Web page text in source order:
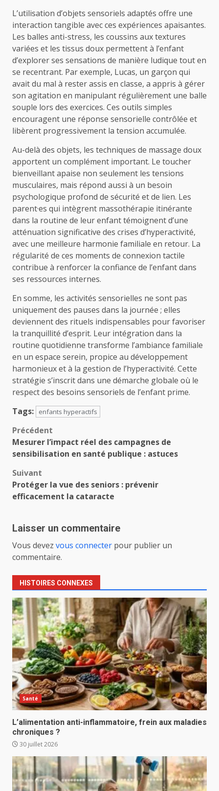
L’utilisation d’objets sensoriels adaptés offre une
interaction tangible avec ces expériences apaisantes.
Les balles anti-stress, les coussins aux textures
variées et les tissus doux permettent à l’enfant
d’explorer ses sensations de manière ludique tout en
se recentrant. Par exemple, Lucas, un garçon qui
avait du mal à rester assis en classe, a appris à gérer
son agitation en manipulant régulièrement une balle
souple lors des exercices. Ces outils simples
encouragent une réponse sensorielle contrôlée et
libèrent progressivement la tension accumulée.
Au-delà des objets, les techniques de massage doux
apportent un complément important. Le toucher
bienveillant apaise non seulement les tensions
musculaires, mais répond aussi à un besoin
psychologique profond de sécurité et de lien. Les
parent·es qui intègrent massothérapie itinérante
dans la routine de leur enfant témoignent d’une
atténuation significative des crises d’hyperactivité,
avec une meilleure harmonie familiale en retour. La
régularité de ces moments de connexion tactile
contribue à renforcer la confiance de l’enfant dans
ses ressources internes.
En somme, les activités sensorielles ne sont pas
uniquement des pauses dans la journée ; elles
deviennent des rituels indispensables pour favoriser
la tranquillité d’esprit. Leur intégration dans la
routine quotidienne transforme l’ambiance familiale
en un espace serein, propice au développement
harmonieux et à la gestion de l’hyperactivité. Cette
stratégie s’inscrit dans une démarche globale où le
respect des besoins sensoriels de l’enfant prime.
Tags:
enfants hyperactifs
Navigation
d’article
Précédent
Mesurer l’impact réel des campagnes de
sensibilisation en santé publique : astuces
Suivant
Protéger la vue des seniors : prévenir
efficacement la cataracte
Laisser un commentaire
Vous devez vous connecter pour publier un
commentaire.
HISTOIRES CONNEXES
Santé
L’alimentation anti-inflammatoire, frein aux maladies
chroniques ?
30 juillet 2026